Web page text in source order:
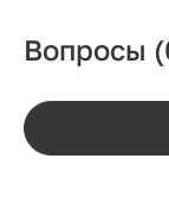
Вопросы